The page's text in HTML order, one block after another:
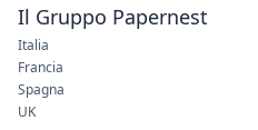
Il Gruppo Papernest
Italia
Francia
Spagna
UK